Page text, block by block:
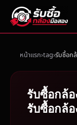
หน้าแรก tag รับซื้อก
รับซื้อกล้
รับซื้อกล้